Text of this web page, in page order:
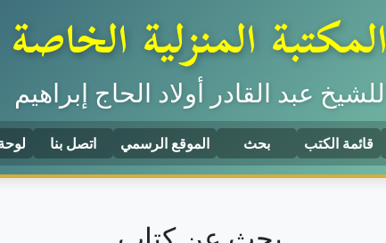
المكتبة المنزلية الخاصة
للشيخ عبد القادر أولاد الحاج إبراهيم
قائمة الكتب بحث الموقع الرسمي اتصل بنا